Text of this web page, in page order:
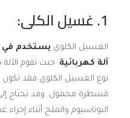
1. غسيل الكلى:
الغسيل الكلوي يستخدم في
آلة كهربائية. حيث تقوم
نوع الغسيل الكلوي فقد
قسطرة محمول. وقد تحتاج
البوتاسيوم والملح أثناء